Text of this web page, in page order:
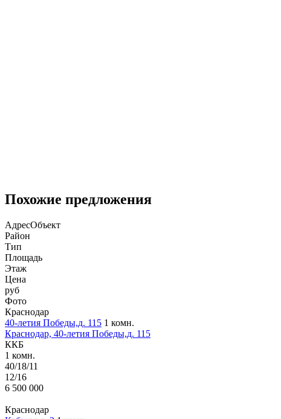
Похожие предложения
АдресОбъект
Район
Тип
Площадь
Этаж
Цена
руб
Фото
Краснодар
40-летия Победы,д. 115 1 комн.
Краснодар, 40-летия Победы,д. 115
ККБ
1 комн.
40/18/11
12/16
6 500 000
Краснодар